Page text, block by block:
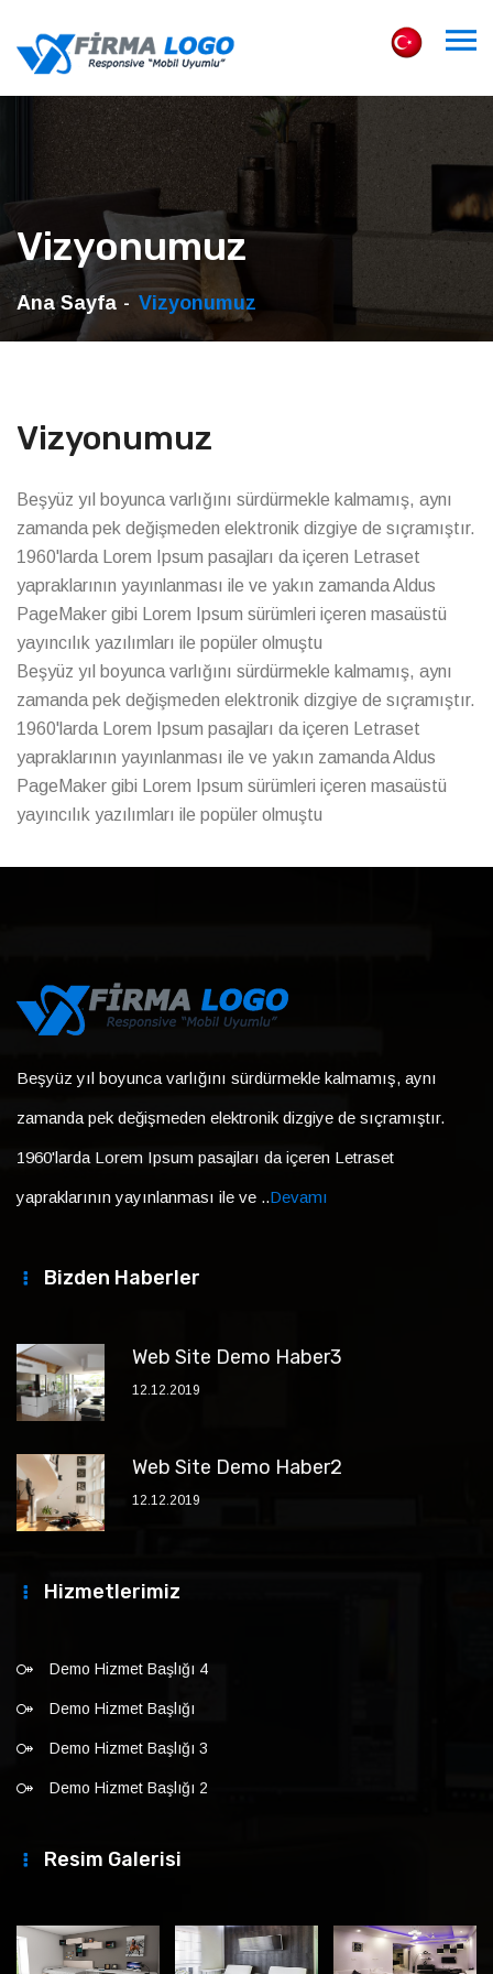
Vizyonumuz
Ana Sayfa Vizyonumuz
Vizyonumuz
Beşyüz yıl boyunca varlığını sürdürmekle kalmamış, aynı
zamanda pek değişmeden elektronik dizgiye de sıçramıştır.
1960'larda Lorem Ipsum pasajları da içeren Letraset
yapraklarının yayınlanması ile ve yakın zamanda Aldus
PageMaker gibi Lorem Ipsum sürümleri içeren masaüstü
yayıncılık yazılımları ile popüler olmuştu
Beşyüz yıl boyunca varlığını sürdürmekle kalmamış, aynı
zamanda pek değişmeden elektronik dizgiye de sıçramıştır.
1960'larda Lorem Ipsum pasajları da içeren Letraset
yapraklarının yayınlanması ile ve yakın zamanda Aldus
PageMaker gibi Lorem Ipsum sürümleri içeren masaüstü
yayıncılık yazılımları ile popüler olmuştu
Beşyüz yıl boyunca varlığını sürdürmekle kalmamış, aynı
zamanda pek değişmeden elektronik dizgiye de sıçramıştır.
1960'larda Lorem Ipsum pasajları da içeren Letraset
yapraklarının yayınlanması ile ve ..Devamı
Bizden Haberler
Web Site Demo Haber3
12.12.2019
Web Site Demo Haber2
12.12.2019
Hizmetlerimiz
Demo Hizmet Başlığı 4
Demo Hizmet Başlığı
Demo Hizmet Başlığı 3
Demo Hizmet Başlığı 2
Resim Galerisi